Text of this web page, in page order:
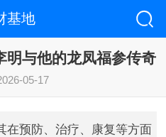
基地
明与他的龙凤福参传奇
05-17
在预防、治疗、康复等方面